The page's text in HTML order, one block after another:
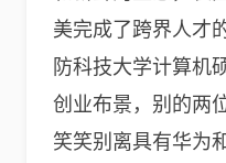
美完成了跨界人才
防科技大学计算机
创业布景，别的两
笑笑别离具有华为